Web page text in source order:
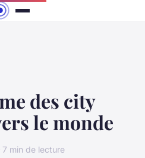
des city
le monde
min de lecture